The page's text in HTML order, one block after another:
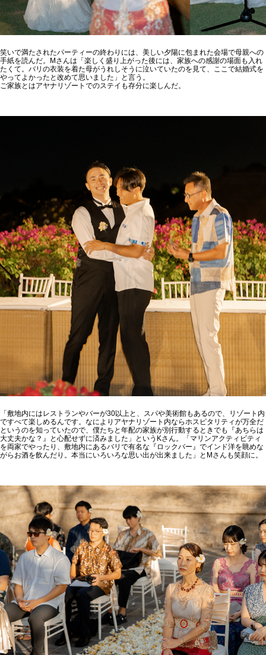
笑いで満たされたパーティーの終わりには、美しい夕陽に包まれた会場で母親への
手紙を読んだ。Mさんは「楽しく盛り上がった後には、家族への感謝の場面も入れ
たくて。バリの衣装を着た母がうれしそうに泣いていたのを見て、ここで結婚式を
やってよかったと改めて思いました」と言う。
ご家族とはアヤナリゾートでのステイも存分に楽しんだ。
「敷地内にはレストランやバーが30以上と、スパや美術館もあるので、リゾート内
ですべて楽しめるんです。なによりアヤナリゾート内ならホスピタリティが万全だ
というのを知っていたので、僕たちと年配の家族が別行動するときでも『あちらは
大丈夫かな？』と心配せずに済みました」というKさん。「マリンアクティビティ
を両家でやったり、敷地内にあるバリで有名な『ロックバー』でインド洋を眺めな
がらお酒を飲んだり。本当にいろいろな思い出が出来ました」とMさんも笑顔に。